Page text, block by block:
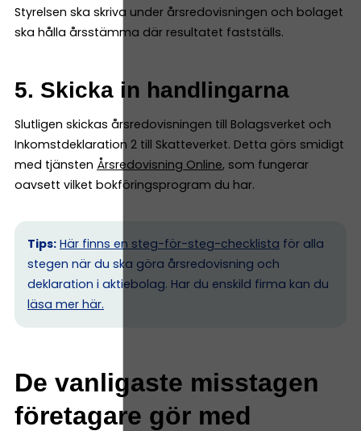
Styrelsen ska skriva under årsredovisningen och bolaget
ska hålla årsstämma där resultatet fastställs.
5. Skicka in handlingarna
Slutligen skickas årsredovisningen till Bolagsverket och
Inkomstdeklaration 2 till Skatteverket. Detta görs smidigt
med tjänsten Årsredovisning Online, som fungerar
oavsett vilket bokföringsprogram du har.
Tips: Här finns en steg-för-steg-checklista för alla
stegen när du ska göra årsredovisning och
deklaration i aktiebolag. Har du enskild firma kan du
läsa mer här.
De vanligaste misstagen
företagare gör med